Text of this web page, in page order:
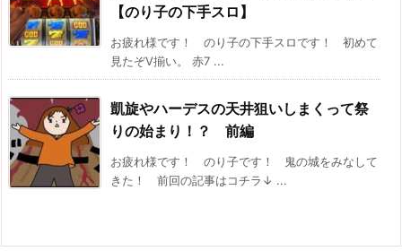
【のり子の下手スロ】
お疲れ様です！ のり子の下手スロです！ 初めて
見たぞV揃い。 赤7 ...
凱旋やハーデスの天井狙いしまくって祭
りの始まり！？ 前編
お疲れ様です！ のり子です！ 鬼の城をみなして
きた！ 前回の記事はコチラ↓ ...